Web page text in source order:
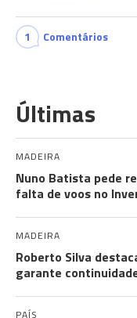
1 Comentários
Últimas
MADEIRA
Nuno Batista pede
falta de voos no
MADEIRA
Roberto Silva
garante
PAÍS